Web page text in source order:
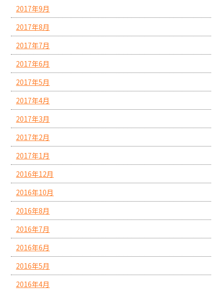
2017年9月
2017年8月
2017年7月
2017年6月
2017年5月
2017年4月
2017年3月
2017年2月
2017年1月
2016年12月
2016年10月
2016年8月
2016年7月
2016年6月
2016年5月
2016年4月